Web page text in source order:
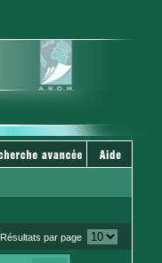
Résultats par page